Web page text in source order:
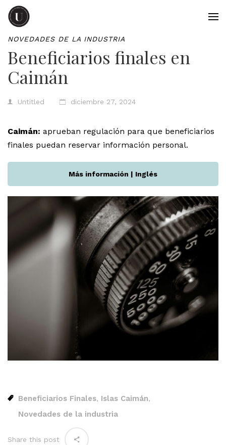
NOVEDADES DE LA INDUSTRIA
Beneficiarios finales en
Caimán
Untitled diciembre 27, 2024
Caimán: aprueban regulación para que beneficiarios
finales puedan reservar información personal.
Más información | Inglés
Beneficiarios Finales, Islas Caimán,
Novedades de la industria
Share this post